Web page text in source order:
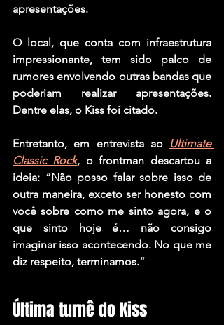
apresentações.
O local, que conta com infraestrutura
impressionante, tem sido palco de
rumores envolvendo outras bandas que
poderiam realizar apresentações.
Dentre elas, o Kiss foi citado.
Entretanto, em entrevista ao Ultimate
Classic Rock, o frontman descartou a
ideia: “Não posso falar sobre isso de
outra maneira, exceto ser honesto com
você sobre como me sinto agora, e o
que sinto hoje é… não consigo
imaginar isso acontecendo. No que me
diz respeito, terminamos.”
Última turnê do Kiss